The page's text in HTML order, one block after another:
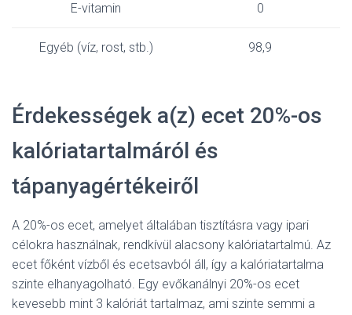
E-vitamin 0
Egyéb (víz, rost, stb.) 98,9
Érdekességek a(z) ecet 20%-os
kalóriatartalmáról és
tápanyagértékeiről
A 20%-os ecet, amelyet általában tisztításra vagy ipari
célokra használnak, rendkívül alacsony kalóriatartalmú. Az
ecet főként vízből és ecetsavból áll, így a kalóriatartalma
szinte elhanyagolható. Egy evőkanálnyi 20%-os ecet
kevesebb mint 3 kalóriát tartalmaz, ami szinte semmi a